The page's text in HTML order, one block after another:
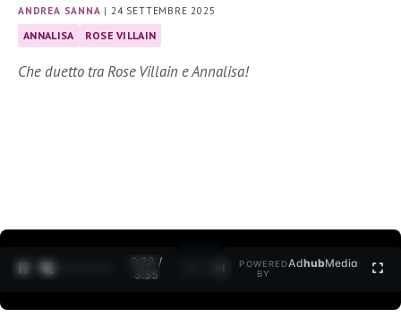
ANDREA SANNA |24 SETTEMBRE 2025
ANNALISA ROSE VILLAIN
Che duetto tra Rose Villain e Annalisa!
0:30 /
3:35
POWERED
BY
AdhubMedia